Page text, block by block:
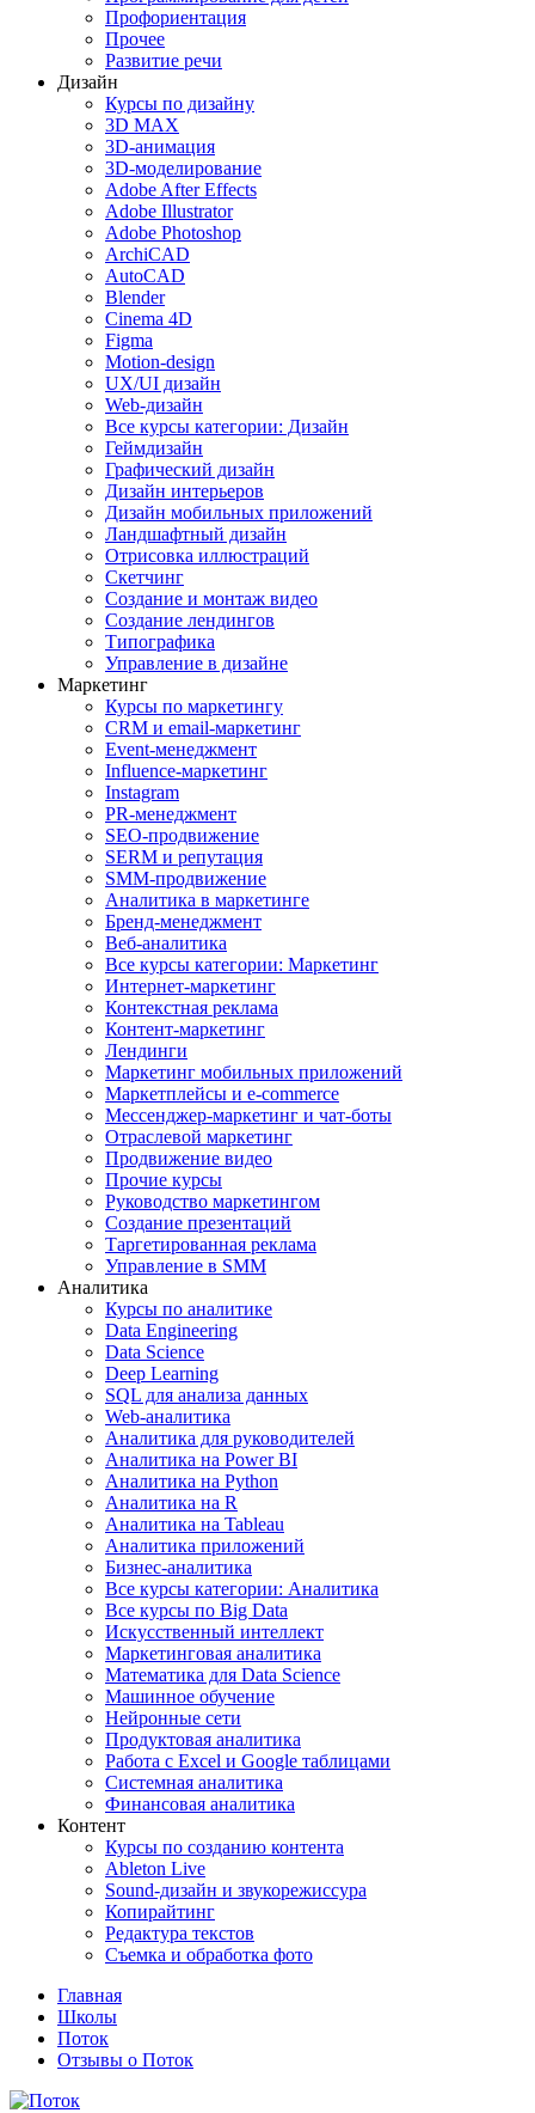
Профориентация
Прочее
Развитие речи
Дизайн
Курсы по дизайну
3D MAX
3D-анимация
3D-моделирование
Adobe After Effects
Adobe Illustrator
Adobe Photoshop
ArchiCAD
AutoCAD
Blender
Cinema 4D
Figma
Motion-design
UX/UI дизайн
Web-дизайн
Все курсы категории: Дизайн
Геймдизайн
Графический дизайн
Дизайн интерьеров
Дизайн мобильных приложений
Ландшафтный дизайн
Отрисовка иллюстраций
Скетчинг
Создание и монтаж видео
Создание лендингов
Типографика
Управление в дизайне
Маркетинг
Курсы по маркетингу
CRM и email-маркетинг
Event-менеджмент
Influence-маркетинг
Instagram
PR-менеджмент
SEO-продвижение
SERM и репутация
SMM-продвижение
Аналитика в маркетинге
Бренд-менеджмент
Веб-аналитика
Все курсы категории: Маркетинг
Интернет-маркетинг
Контекстная реклама
Контент-маркетинг
Лендинги
Маркетинг мобильных приложений
Маркетплейсы и e-commerce
Мессенджер-маркетинг и чат-боты
Отраслевой маркетинг
Продвижение видео
Прочие курсы
Руководство маркетингом
Создание презентаций
Таргетированная реклама
Управление в SMM
Аналитика
Курсы по аналитике
Data Engineering
Data Science
Deep Learning
SQL для анализа данных
Web-аналитика
Аналитика для руководителей
Аналитика на Power BI
Аналитика на Python
Аналитика на R
Аналитика на Tableau
Аналитика приложений
Бизнес-аналитика
Все курсы категории: Аналитика
Все курсы по Big Data
Искусственный интеллект
Маркетинговая аналитика
Математика для Data Science
Машинное обучение
Нейронные сети
Продуктовая аналитика
Работа с Excel и Google таблицами
Системная аналитика
Финансовая аналитика
Контент
Курсы по созданию контента
Ableton Live
Sound-дизайн и звукорежиссура
Копирайтинг
Редактура текстов
Съемка и обработка фото
Главная
Школы
Поток
Отзывы о Поток